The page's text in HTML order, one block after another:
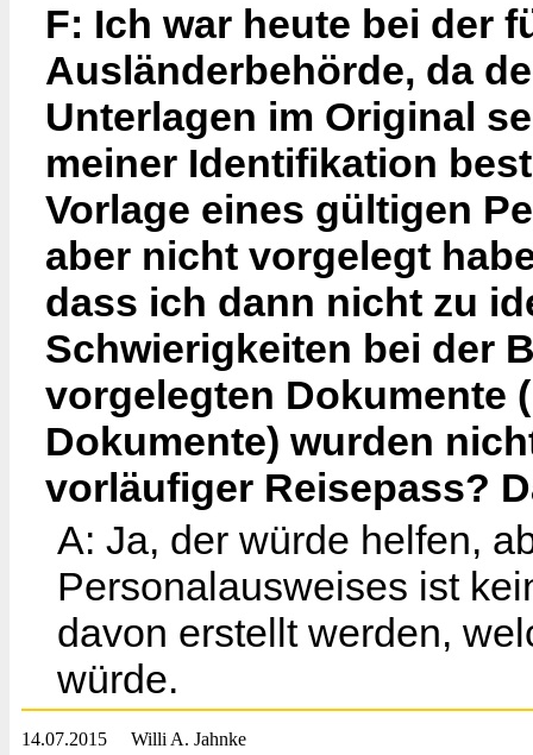
F: Ich war heute bei der
Ausländerbehörde, da
Unterlagen im Original
meiner Identifikation
Vorlage eines gültigen
aber nicht vorgelegt
dass ich dann nicht zu
Schwierigkeiten bei der
vorgelegten Dokumente
Dokumente) wurden
vorläufiger Reisepass?
A: Ja, der würde helfen,
Personalausweises ist
davon erstellt werden,
würde.
14.07.2015 Willi A. Jahnke